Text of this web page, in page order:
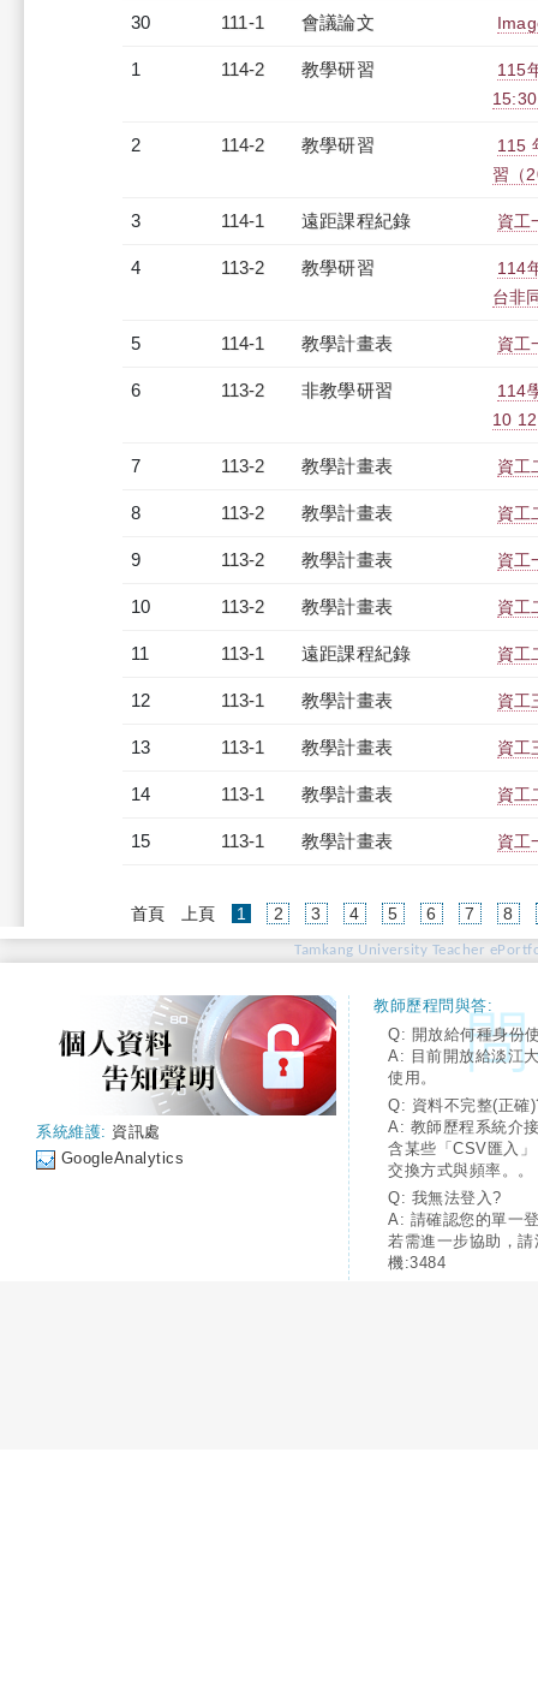
30 111-1 會議論文
1 114-2 教學研習
115
2 114-2 教學研習
115
習（
3 114-1 遠距課程紀錄 資工
4 113-2 教學研習
114
台非
5 114-1 教學計畫表 資工
6 113-2 非教學研習
114
10
7 113-2 教學計畫表 資工
8 113-2 教學計畫表 資工
9 113-2 教學計畫表 資工
10 113-2 教學計畫表 資工
11 113-1 遠距課程紀錄 資工
12 113-1 教學計畫表 資工
13 113-1 教學計畫表 資工
14 113-1 教學計畫表 資工
15 113-1 教學計畫表 資工
首頁 上頁 1 (current)
2 3 4 5 6 7 8
Tamkang University Teacher
系統維護: 資訊處
GoogleAnalytics
教師歷程問與答:
Q: 開放給何種身份
A: 目前開放給淡江
使用。
Q: 資料不完整(正確
A: 教師歷程系統介
含某些「CSV匯入
交換方式與頻率。。
Q: 我無法登入?
A: 請確認您的單一
若需進一步協助，
機:3484